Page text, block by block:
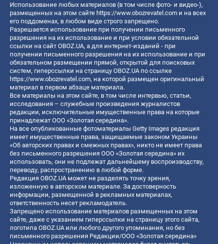
Использование любых материалов (в том числе фото- и видео-),
размещенных на этом сайте https://www.obozrevatel.com и на всех
его поддоменах, в любом виде строго запрещено.
Разрешается использование при получении письменного
разрешения на их использование и при условии обязательной
ссылки на сайт OBOZ.UA, а для интернет-изданий - при
получении письменного разрешения на их использование и при
обязательном размещении прямой, открытой для поисковых
систем, гиперссылки на страницу OBOZ.UA по ссылке
https://www.obozrevatel.com, на которой размещен оригинальный
материал в первом абзаце материала.
Все материалы на этом сайте, в том числе интервью, статьи,
исследования – служебные произведения журналистов
редакции, исключительные имущественные права на которые
принадлежат ООО «Золотая середина».
На все опубликованные фотоматериалы Getty Images редакция
имеет имущественные права, защищаемые законом Украины
«Об авторских правах и смежных правах», никто не имеет права
без письменного разрешения ООО «Золотая середина» их
использовать, они не подлежат дальнейшему воспроизводству,
переводу, распространению в любой форме.
Редакция OBOZ.UA может не разделять точку зрения,
изложенную в авторском материале. За достоверность
информации, размещенной в рекламных материалах,
ответственность несет рекламодатель.
Запрещено использование материалов размещенных на этом
сайте, даже с указанием гиперссылки на страницу этого сайта,
логотипа OBOZ.UA или любого другого упоминания, но без
письменного разрешения Редакции/ООО «Золотая середина»